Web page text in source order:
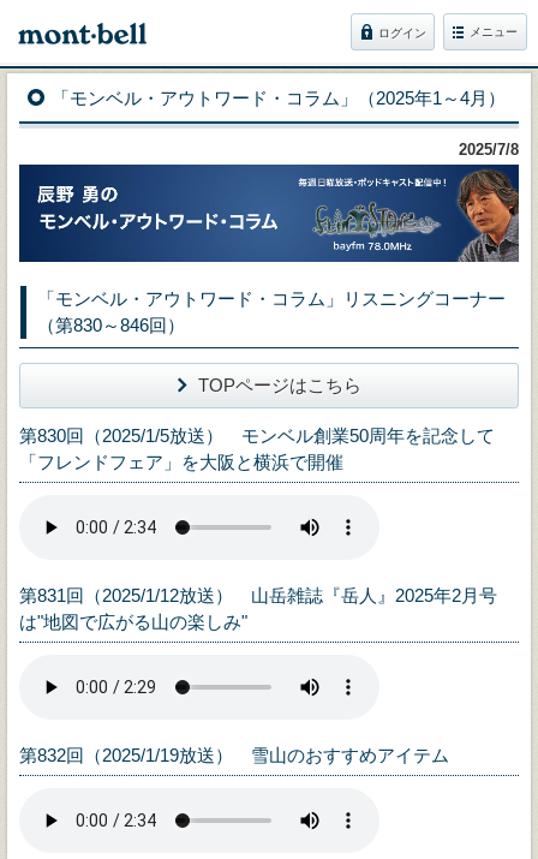
ログイン メニュー
「モンベル・アウトワード・コラム」（2025年1～4月）
2025/7/8
「モンベル・アウトワード・コラム」リスニングコーナー
（第830～846回）
TOPページはこちら
第830回（2025/1/5放送） モンベル創業50周年を記念して
「フレンドフェア」を大阪と横浜で開催
第831回（2025/1/12放送） 山岳雑誌『岳人』2025年2月号
は"地図で広がる山の楽しみ"
第832回（2025/1/19放送） 雪山のおすすめアイテム